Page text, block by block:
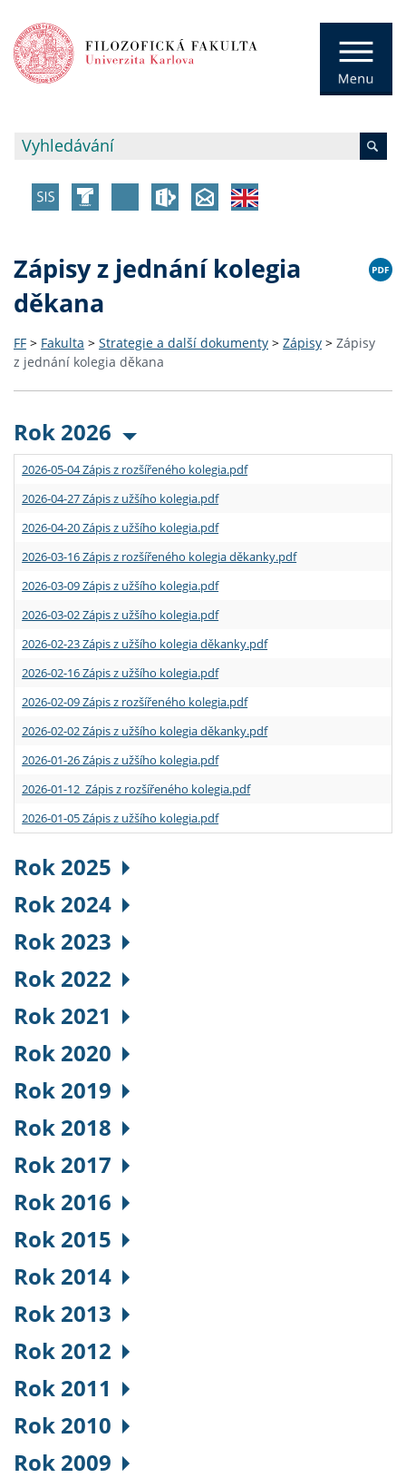
Zápisy z jednání kolegia
děkana
FF > Fakulta > Strategie a další dokumenty > Zápisy > Zápisy
z jednání kolegia děkana
Rok 2026
2026-05-04 Zápis z rozšířeného kolegia.pdf
2026-04-27 Zápis z užšího kolegia.pdf
2026-04-20 Zápis z užšího kolegia.pdf
2026-03-16 Zápis z rozšířeného kolegia děkanky.pdf
2026-03-09 Zápis z užšího kolegia.pdf
2026-03-02 Zápis z užšího kolegia.pdf
2026-02-23 Zápis z užšího kolegia děkanky.pdf
2026-02-16 Zápis z užšího kolegia.pdf
2026-02-09 Zápis z rozšířeného kolegia.pdf
2026-02-02 Zápis z užšího kolegia děkanky.pdf
2026-01-26 Zápis z užšího kolegia.pdf
2026-01-12 Zápis z rozšířeného kolegia.pdf
2026-01-05 Zápis z užšího kolegia.pdf
Rok 2025
Rok 2024
Rok 2023
Rok 2022
Rok 2021
Rok 2020
Rok 2019
Rok 2018
Rok 2017
Rok 2016
Rok 2015
Rok 2014
Rok 2013
Rok 2012
Rok 2011
Rok 2010
Rok 2009